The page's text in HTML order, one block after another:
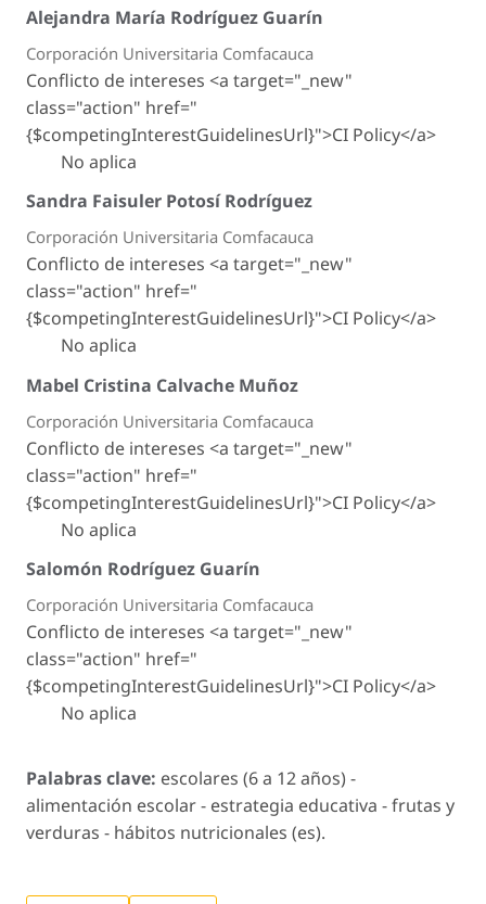
Alejandra María Rodríguez Guarín
Corporación Universitaria Comfacauca
Conflicto de intereses <a target="_new"
class="action" href="
{$competingInterestGuidelinesUrl}">CI Policy</a>
No aplica
Sandra Faisuler Potosí Rodríguez
Corporación Universitaria Comfacauca
Conflicto de intereses <a target="_new"
class="action" href="
{$competingInterestGuidelinesUrl}">CI Policy</a>
No aplica
Mabel Cristina Calvache Muñoz
Corporación Universitaria Comfacauca
Conflicto de intereses <a target="_new"
class="action" href="
{$competingInterestGuidelinesUrl}">CI Policy</a>
No aplica
Salomón Rodríguez Guarín
Corporación Universitaria Comfacauca
Conflicto de intereses <a target="_new"
class="action" href="
{$competingInterestGuidelinesUrl}">CI Policy</a>
No aplica
Palabras clave: escolares (6 a 12 años) -
alimentación escolar - estrategia educativa - frutas y
verduras - hábitos nutricionales (es).